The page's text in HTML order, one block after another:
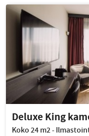
Deluxe King
Koko 24 m2 -